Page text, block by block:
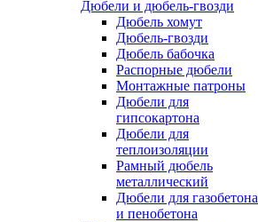
Дюбели и дюбель-гвозди
Дюбель хомут
Дюбель-гвозди
Дюбель бабочка
Распорные дюбели
Монтажные патроны
Дюбели для
гипсокартона
Дюбели для
теплоизоляции
Рамный дюбель
металлический
Дюбели для газобетона
и пенобетона